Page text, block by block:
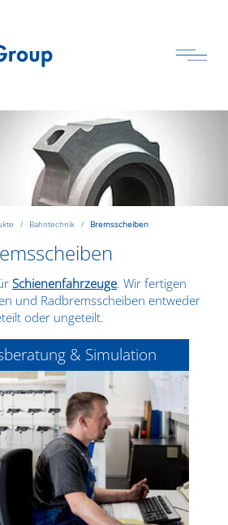
Bahntechnik Bremsscheiben
Schienenfahrzeuge. Wir fertigen
und Radbremsscheiben entweder
oder ungeteilt.
& Simulation